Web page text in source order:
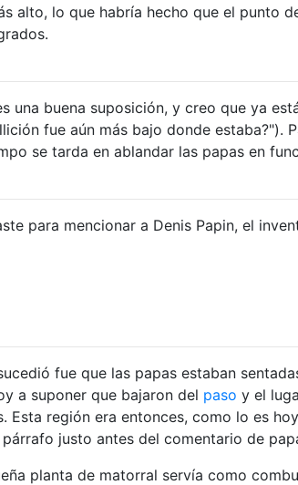
alto, lo que habría hecho que el punto
una buena suposición, y creo que ya
fue aún más bajo donde estaba?").
se tarda en ablandar las papas en
para mencionar a Denis Papin, el
fue que las papas estaban
a suponer que bajaron del paso y el
Esta región era entonces, como lo es
párrafo justo antes del comentario de
planta de matorral servía como